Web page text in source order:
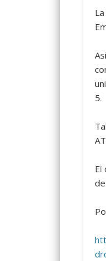
5.
El